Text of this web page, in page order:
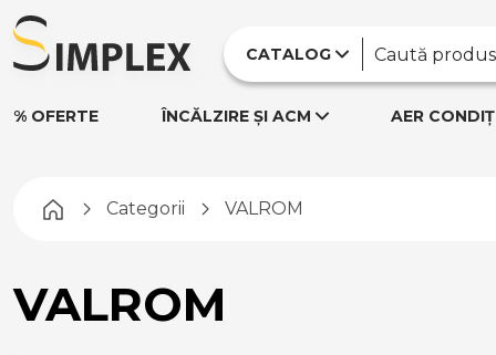
CATALOG
% OFERTE ÎNCĂLZIRE ȘI ACM AER
Pagina principală
Categorii VALROM
VALROM